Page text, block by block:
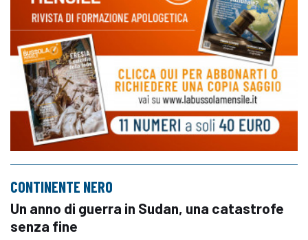
CONTINENTE NERO
Un anno di guerra in Sudan, una catastrofe
senza fine